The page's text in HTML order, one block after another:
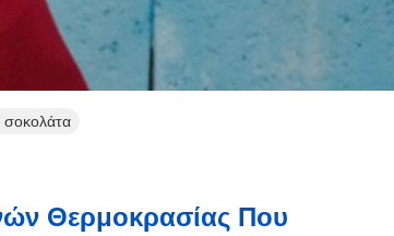
σοκολάτα
Θερμοκρασίας Που